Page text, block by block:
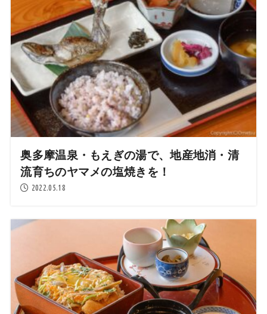
奥多摩温泉・もえぎの湯で、地産地消・清
流育ちのヤマメの塩焼きを！
2022.05.18